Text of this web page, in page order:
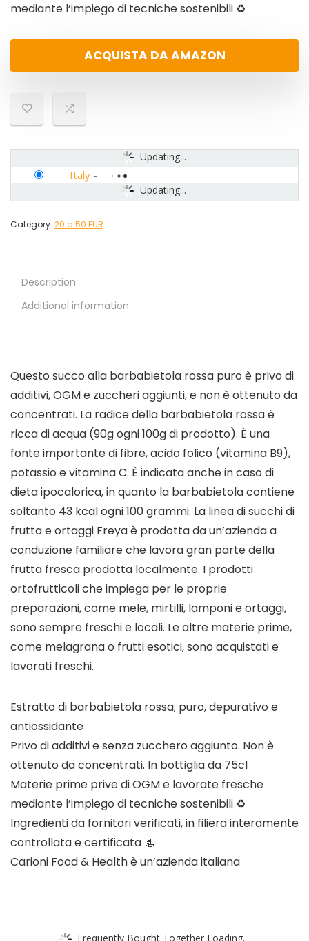
mediante l’impiego di tecniche sostenibili ♻️
ACQUISTA DA AMAZON
Updating...
Updating...
Italy -
Category: 20 a 50 EUR
Description
Additional information
Questo succo alla barbabietola rossa puro è privo di
additivi, OGM e zuccheri aggiunti, e non è ottenuto da
concentrati. La radice della barbabietola rossa è
ricca di acqua (90g ogni 100g di prodotto). È una
fonte importante di fibre, acido folico (vitamina B9),
potassio e vitamina C. È indicata anche in caso di
dieta ipocalorica, in quanto la barbabietola contiene
soltanto 43 kcal ogni 100 grammi. La linea di succhi di
frutta e ortaggi Freya è prodotta da un’azienda a
conduzione familiare che lavora gran parte della
frutta fresca prodotta localmente. I prodotti
ortofrutticoli che impiega per le proprie
preparazioni, come mele, mirtilli, lamponi e ortaggi,
sono sempre freschi e locali. Le altre materie prime,
come melagrana o frutti esotici, sono acquistati e
lavorati freschi.
Estratto di barbabietola rossa; puro, depurativo e
antiossidante
Privo di additivi e senza zucchero aggiunto. Non è
ottenuto da concentrati. In bottiglia da 75cl
Materie prime prive di OGM e lavorate fresche
mediante l’impiego di tecniche sostenibili ♻️
Ingredienti da fornitori verificati, in filiera interamente
controllata e certificata 📃
Carioni Food & Health è un’azienda italiana
Frequently Bought Together Loading...